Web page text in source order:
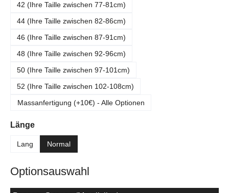
42 (Ihre Taille zwischen 77-81cm)
44 (Ihre Taille zwischen 82-86cm)
46 (Ihre Taille zwischen 87-91cm)
48 (Ihre Taille zwischen 92-96cm)
50 (Ihre Taille zwischen 97-101cm)
52 (Ihre Taille zwischen 102-108cm)
Massanfertigung (+10€) - Alle Optionen
Längeauswählen
Lang Normal
Optionsauswahl